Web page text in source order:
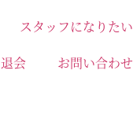
スタッフになりたい
退会 お問い合わせ